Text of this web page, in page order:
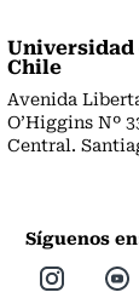
Universidad
Chile
Avenida
O’Higgins Nº
Central.
Síguenos